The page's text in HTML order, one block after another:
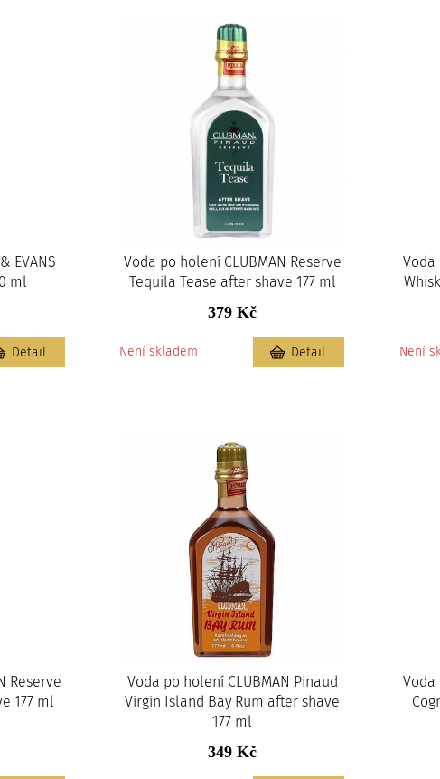
EVANS
ml
Detail
Voda po holení CLUBMAN Reserve
Tequila Tease after shave 177 ml
379 Kč
Není skladem Detail
Voda
Není
Reserve
177 ml
Voda po holení CLUBMAN Pinaud
Virgin Island Bay Rum after shave
177 ml
349 Kč
Voda